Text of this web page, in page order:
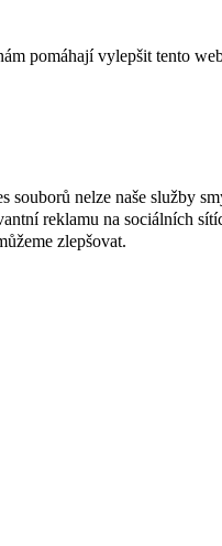
pomáhají vylepšit tento
souborů nelze naše služby
reklamu na sociálních
zlepšovat.